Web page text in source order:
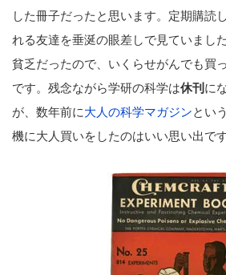
した冊子だったと思います。定期購読
れる友達を垂涎の眼差しで見ていまし
貧乏だったので、いくらせがんでも買
です。残念ながら学研の科学は休刊 に
が、数年前に大人の科学マガジンとい
機に大人買いをしたのはいい思い出です